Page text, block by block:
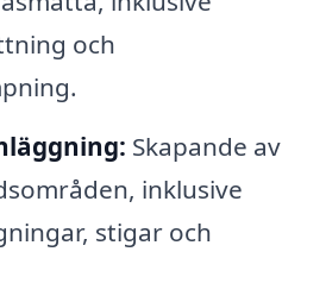
och
Skapande av
inklusive
stigar och